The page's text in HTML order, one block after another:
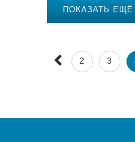
ПОКАЗАТЬ
2 3